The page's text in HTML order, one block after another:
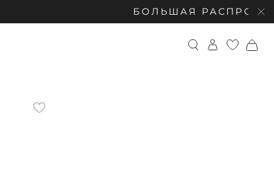
БОЛЬШАЯ РАСПРОДАЖА: СКИДКИ